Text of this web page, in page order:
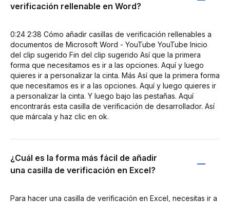
verificación rellenable en Word?
0:24 2:38 Cómo añadir casillas de verificación rellenables a
documentos de Microsoft Word - YouTube YouTube Inicio
del clip sugerido Fin del clip sugerido Así que la primera
forma que necesitamos es ir a las opciones. Aquí y luego
quieres ir a personalizar la cinta. Más Así que la primera forma
que necesitamos es ir a las opciones. Aquí y luego quieres ir
a personalizar la cinta. Y luego bajo las pestañas. Aquí
encontrarás esta casilla de verificación de desarrollador. Así
que márcala y haz clic en ok.
¿Cuál es la forma más fácil de añadir
una casilla de verificación en Excel?
Para hacer una casilla de verificación en Excel, necesitas ir a